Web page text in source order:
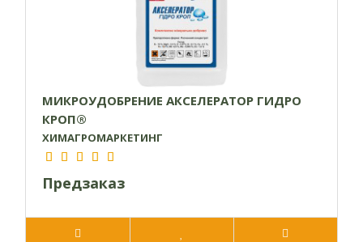
МИКРОУДОБРЕНИЕ АКСЕЛЕРАТОР ГИДРО
КРОП®
ХИМАГРОМАРКЕТИНГ
Предзаказ